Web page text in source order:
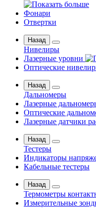
Фонари
Отвертки
Назад
Нивелиры
Лазерные уровни
Оптические
Назад
Дальномеры
Лазерные
Оптические
Лазерные датчики
Назад
Тестеры
Индикаторы
Кабельные тестеры
Назад
Термометры
Измерительные